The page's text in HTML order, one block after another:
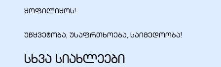
ყოფილიყოს!
უწყვეტობა, უსაფრთხოება, საიმედოობა!
სხვა სიახლეები